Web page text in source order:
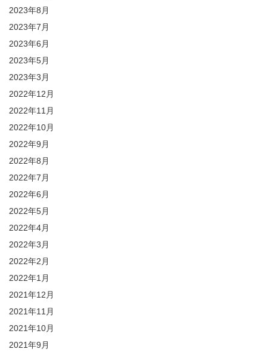
2023年8月
2023年7月
2023年6月
2023年5月
2023年3月
2022年12月
2022年11月
2022年10月
2022年9月
2022年8月
2022年7月
2022年6月
2022年5月
2022年4月
2022年3月
2022年2月
2022年1月
2021年12月
2021年11月
2021年10月
2021年9月